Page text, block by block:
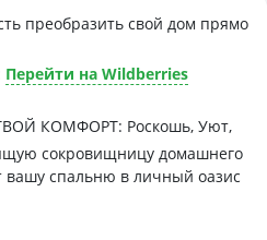
преобразить свой дом прямо
Перейти на Wildberries
КОМФОРТ: Роскошь, Уют,
сокровищницу домашнего
вашу спальню в личный оазис